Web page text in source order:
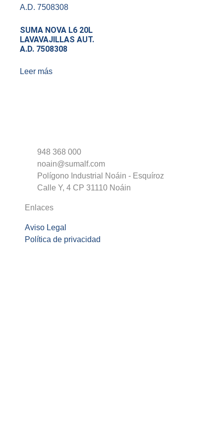
SUMA NOVA L6 20L
LAVAVAJILLAS AUT.
A.D. 7508308
Leer más
948 368 000
noain@sumalf.com
Polígono Industrial Noáin - Esquíroz
Calle Y, 4 CP 31110 Noáin
Enlaces
Aviso Legal
Política de privacidad